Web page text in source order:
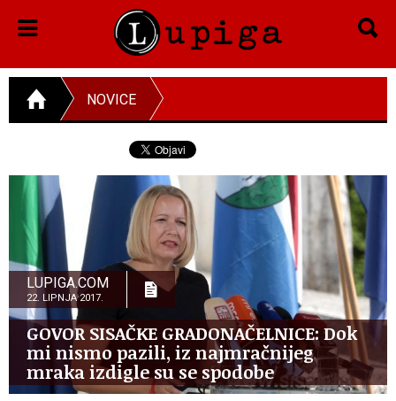
NOVICE
LUPIGA.COM
22. LIPNJA 2017.
GOVOR SISAČKE GRADONAČELNICE: Dok
mi nismo pazili, iz najmračnijeg
mraka izdigle su se spodobe